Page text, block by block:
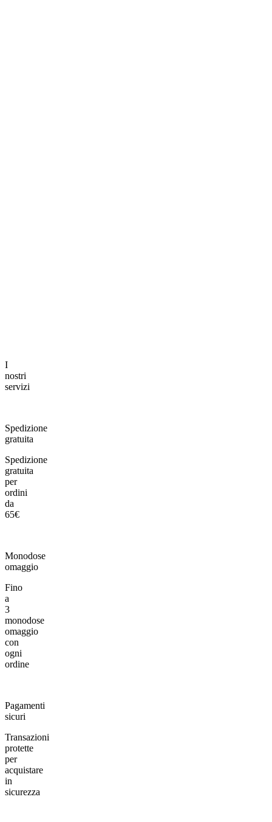
I
nostri
servizi
Spedizione
gratuita
Spedizione
gratuita
per
ordini
da
65€
Monodose
omaggio
Fino
a
3
monodose
omaggio
con
ogni
ordine
Pagamenti
sicuri
Transazioni
protette
per
acquistare
in
sicurezza